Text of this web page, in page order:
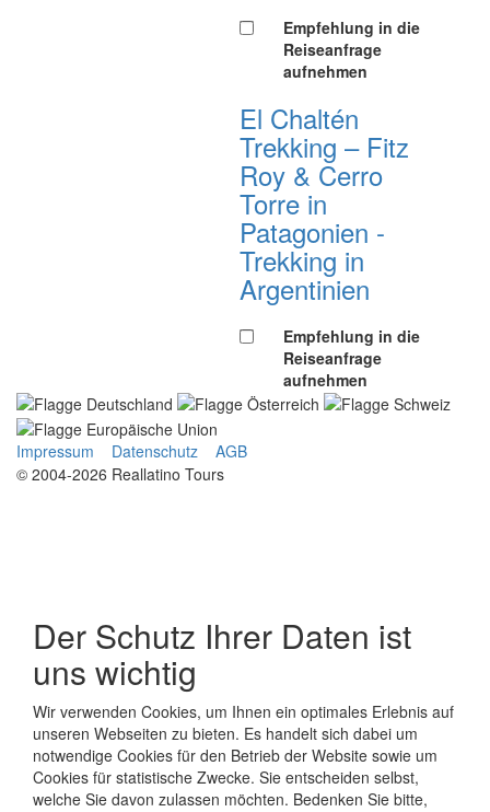
Empfehlung in die
Reiseanfrage
aufnehmen
El Chaltén
Trekking – Fitz
Roy & Cerro
Torre in
Patagonien -
Trekking in
Argentinien
Empfehlung in die
Reiseanfrage
aufnehmen
Impressum Datenschutz
AGB
© 2004-2026 Reallatino Tours
Der Schutz Ihrer Daten ist
uns wichtig
Wir verwenden Cookies, um Ihnen ein optimales Erlebnis auf
unseren Webseiten zu bieten. Es handelt sich dabei um
notwendige Cookies für den Betrieb der Website sowie um
Cookies für statistische Zwecke. Sie entscheiden selbst,
welche Sie davon zulassen möchten. Bedenken Sie bitte,